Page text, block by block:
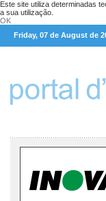
Este site utiliza determinadas
a sua utilização.
OK
Friday, 07 de August de